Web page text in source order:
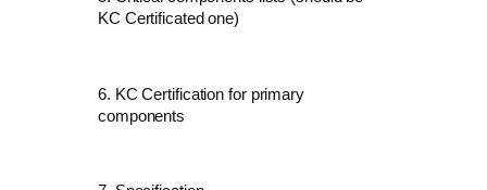
KC Certificated one)
6. KC Certification for primary
components